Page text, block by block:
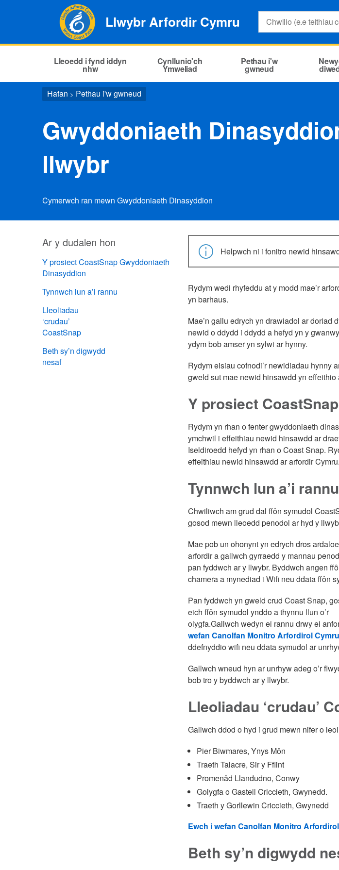
Llwybr Arfordir Cymru Search:
Lleoedd i fynd iddyn
nhw
Cynllunio'ch
Ymweliad
Pethau i'w
gwneud
Hafan > Pethau i'w gwneud
Gwyddoniaeth
llwybr
Cymerwch ran mewn Gwyddoniaeth Dinasyddion
Ar y dudalen hon
Y prosiect CoastSnap Gwyddoniaeth
Dinasyddion
Tynnwch lun a’i rannu
Lleoliadau
‘crudau’
CoastSnap
Beth sy’n digwydd
nesaf
Helpwch ni i fonitro newid
Rydym wedi rhyfeddu at y modd mae’r
yn barhaus.
Mae’n gallu edrych yn drawiadol ar doriad
newid o ddydd i ddydd a hefyd yn y
ydym bob amser yn sylwi ar hynny.
Rydym eisiau cofnodi’r newidiadau hynny
gweld sut mae newid hinsawdd yn effeithio
Y prosiect
Rydym yn rhan o fenter gwyddoniaeth
ymchwil i effeithiau newid hinsawdd ar
Iseldiroedd hefyd yn rhan o Coast Snap.
effeithiau newid hinsawdd ar arfordir Cymru.
Tynnwch lun a’i rannu
Chwiliwch am grud dal ffôn symudol
gosod mewn lleoedd penodol ar hyd y
Mae pob un ohonynt yn edrych dros
arfordir a gallwch gyrraedd y mannau
pan fyddwch ar y llwybr. Byddwch angen
chamera a mynediad i Wifi neu ddata ffôn
Pan fyddwch yn gweld crud Coast Snap,
eich ffôn symudol ynddo a thynnu llun o’r
olygfa.Gallwch wedyn ei rannu drwy ei
wefan Canolfan Monitro Arfordirol Cymru
ddefnyddio wifi neu ddata symudol ar
Gallwch wneud hyn ar unrhyw adeg o’r
bob tro y byddwch ar y llwybr.
Lleoliadau ‘crudau’
Gallwch ddod o hyd i grud mewn nifer o
Pier Biwmares, Ynys Môn
Traeth Talacre, Sir y Fflint
Promenâd Llandudno, Conwy
Golygfa o Gastell Criccieth, Gwynedd.
Traeth y Gorllewin Criccieth, Gwynedd
Ewch i wefan Canolfan Monitro
Beth sy’n digwydd